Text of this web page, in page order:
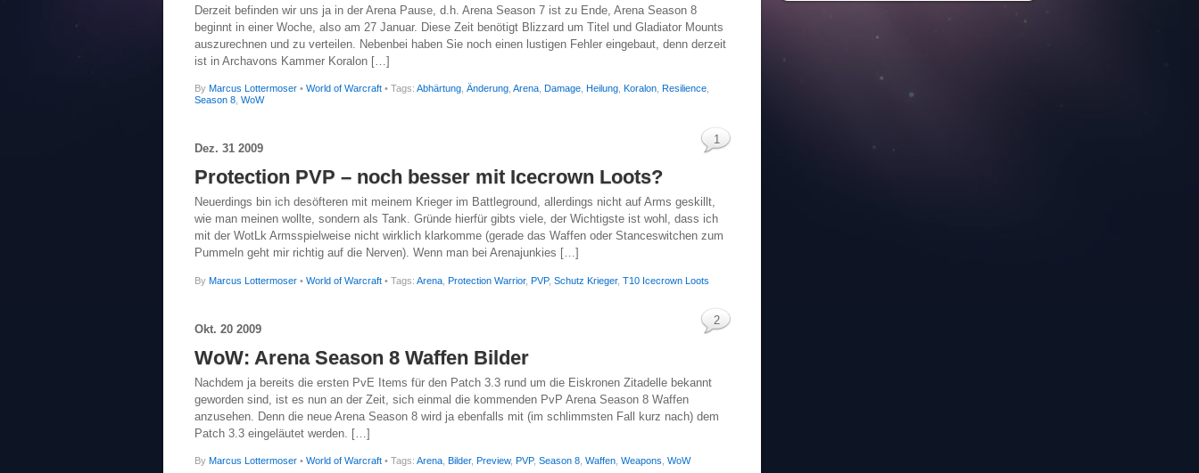
Derzeit befinden wir uns ja in der Arena Pause, d.h. Arena Season 7 ist zu Ende, Arena Season 8
beginnt in einer Woche, also am 27 Januar. Diese Zeit benötigt Blizzard um Titel und Gladiator Mounts
auszurechnen und zu verteilen. Nebenbei haben Sie noch einen lustigen Fehler eingebaut, denn derzeit
ist in Archavons Kammer Koralon […]
By Marcus Lottermoser • World of Warcraft • Tags: Abhärtung Änderung Arena Damage Heilung Koralon Resilience
Season 8 WoW
Dez. 31 2009
Protection PVP – noch besser mit Icecrown Loots?
Neuerdings bin ich desöfteren mit meinem Krieger im Battleground, allerdings nicht auf Arms geskillt,
wie man meinen wollte, sondern als Tank. Gründe hierfür gibts viele, der Wichtigste ist wohl, dass ich
mit der WotLk Armsspielweise nicht wirklich klarkomme (gerade das Waffen oder Stanceswitchen zum
Pummeln geht mir richtig auf die Nerven). Wenn man bei Arenajunkies […]
By Marcus Lottermoser • World of Warcraft
1
• Tags: Arena Protection Warrior, PVP, Schutz Krieger, T10 Icecrown Loots
Okt. 20 2009
WoW: Arena Season 8 Waffen Bilder
Nachdem ja bereits die ersten PvE Items für den Patch 3.3 rund um die Eiskronen Zitadelle bekannt
geworden sind, ist es nun an der Zeit, sich einmal die kommenden PvP Arena Season 8 Waffen
anzusehen. Denn die neue Arena Season 8 wird ja ebenfalls mit (im schlimmsten Fall kurz nach) dem
Patch 3.3 eingeläutet werden. […]
By Marcus Lottermoser • World of Warcraft
2
• Tags: Arena Bilder, Preview, PVP, Season 8 Waffen Weapons WoW